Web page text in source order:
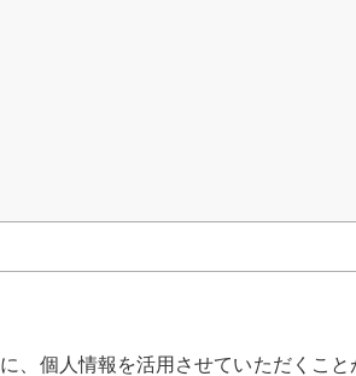
、個人情報を活用させていただくこと